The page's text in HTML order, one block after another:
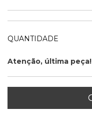
QUANTIDADE
Atenção, última peça!